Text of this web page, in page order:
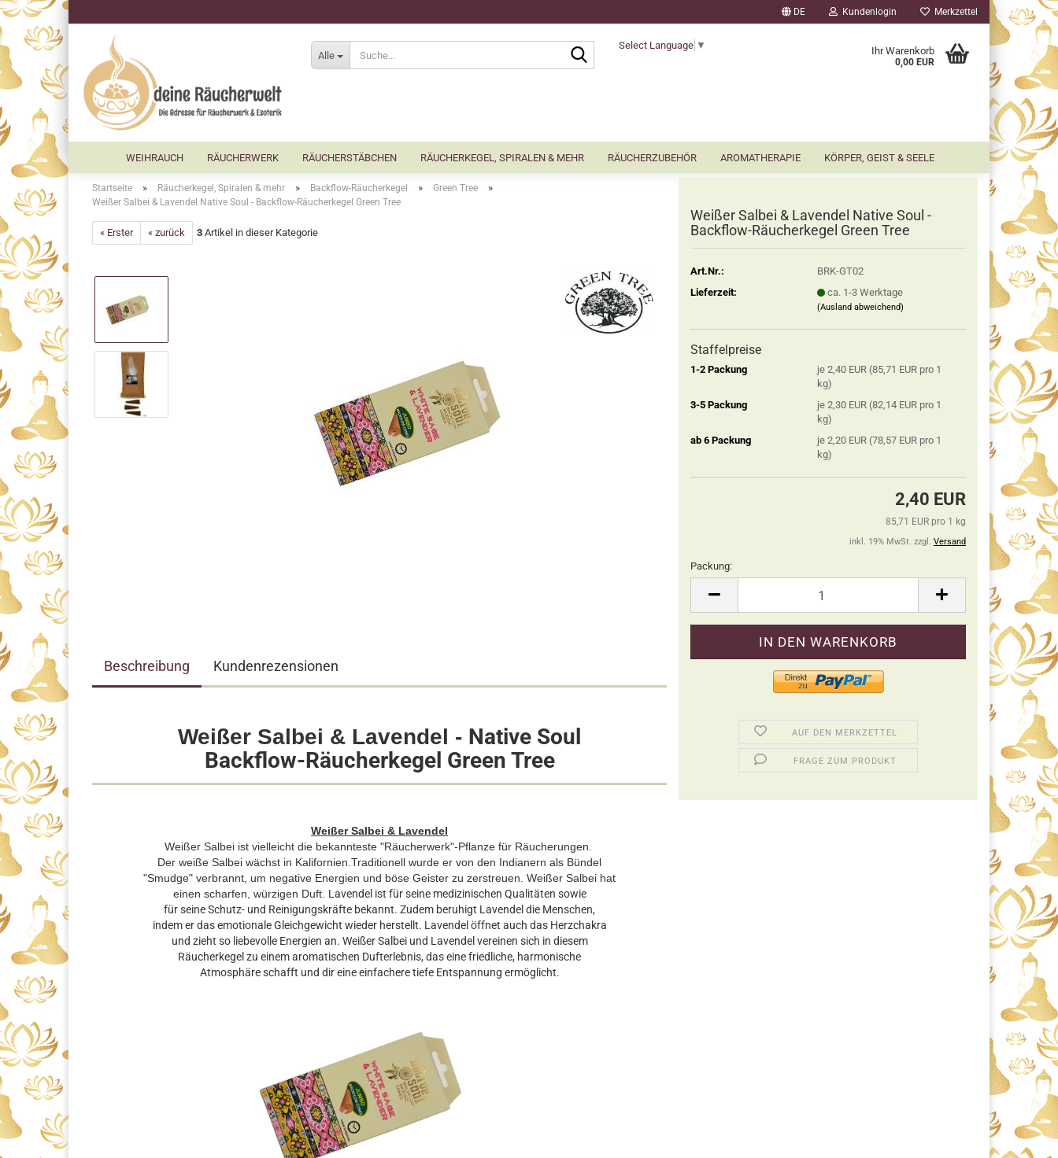
DE Kundenlogin Merkzettel
Alle
Suche...Select Language ▼ Ihr Warenkorb
0,00 EUR
WEIHRAUCH RÄUCHERWERK RÄUCHERSTÄBCHEN RÄUCHERKEGEL, SPIRALEN & MEHR RÄUCHERZUBEHÖR AROMATHERAPIE KÖRPER, GEIST & SEELE
Startseite » Räucherkegel, Spiralen & mehr » Backflow-Räucherkegel » Green Tree »
Weißer Salbei & Lavendel Native Soul - Backflow-Räucherkegel Green Tree
« Erster « zurück 3 Artikel in dieser Kategorie
Weißer Salbei & Lavendel Native Soul -
Backflow-Räucherkegel Green Tree
Art.Nr.:
BRK-GT02
Lieferzeit:
ca. 1-3 Werktage
(Ausland abweichend)
Staffelpreise
1-2 Packung
je 2,40 EUR (85,71 EUR pro 1
kg)
3-5 Packung
je 2,30 EUR (82,14 EUR pro 1
kg)
ab 6 Packung
je 2,20 EUR (78,57 EUR pro 1
kg)
2,40 EUR
85,71 EUR pro 1 kg
inkl. 19% MwSt. zzgl. Versand
Packung:
Packung
AUF DEN MERKZETTEL
FRAGE ZUM PRODUKT
Beschreibung Kundenrezensionen
Weißer Salbei & Lavendel - Native Soul
Backflow-Räucherkegel Green Tree
Weißer Salbei & Lavendel
Weißer Salbei ist vielleicht die bekannteste "Räucherwerk"-Pflanze für Räucherungen.
Der weiße Salbei wächst in Kalifornien.Traditionell wurde er von den Indianern als Bündel
"Smudge" verbrannt, um negative Energien und böse Geister zu zerstreuen. Weißer Salbei hat
einen scharfen, würzigen Duft. Lavendel ist für seine medizinischen Qualitäten sowie
für seine Schutz- und Reinigungskräfte bekannt. Zudem beruhigt Lavendel die Menschen,
indem er das emotionale Gleichgewicht wieder herstellt. Lavendel öffnet auch das Herzchakra
und zieht so liebevolle Energien an. Weißer Salbei und Lavendel vereinen sich in diesem
Räucherkegel zu einem aromatischen Dufterlebnis, das eine friedliche, harmonische
Atmosphäre schafft und dir eine einfachere tiefe Entspannung ermöglicht.